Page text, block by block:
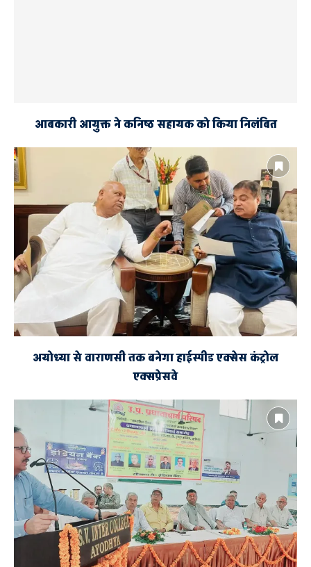
आबकारी आयुक्त ने कनिष्ठ सहायक को किया निलंबित
अयोध्या से वाराणसी तक बनेगा हाईस्पीड एक्सेस कंट्रोल
एक्सप्रेसवे